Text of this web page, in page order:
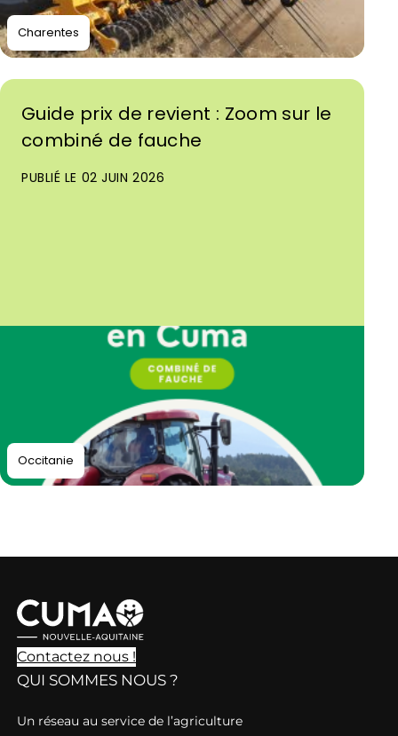
Charentes
Guide prix de revient : Zoom sur le
combiné de fauche
PUBLIÉ LE 02 JUIN 2026
Occitanie
Contactez nous !
QUI SOMMES NOUS ?
Un réseau au service de l’agriculture